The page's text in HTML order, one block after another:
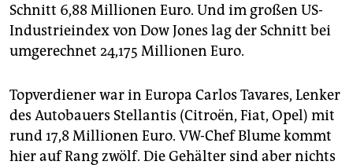
Schnitt 6,88 Millionen Euro. Und im großen US-
Industrieindex von Dow Jones lag der Schnitt bei
umgerechnet 24,175 Millionen Euro.
Topverdiener war in Europa Carlos Tavares, Lenker
des Autobauers Stellantis (Citroën, Fiat, Opel) mit
rund 17,8 Millionen Euro. VW-Chef Blume kommt
hier auf Rang zwölf. Die Gehälter sind aber nichts